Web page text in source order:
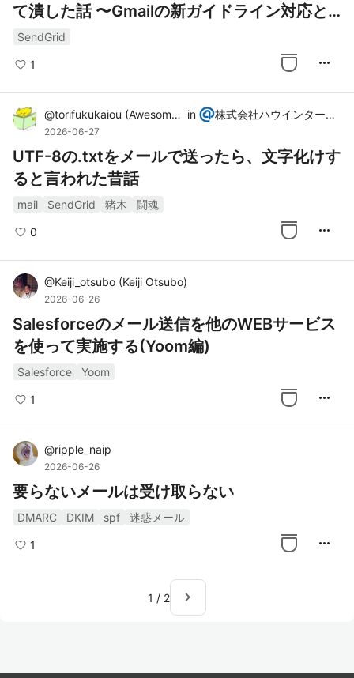
て潰した話 〜Gmailの新ガイドライン対応とS
endGrid移行の全記録〜
SendGrid
1 more_horiz
@torifukukaiou (Awesome YAMAUCHI )
in 株式会社ハウインターナショナル
2026-06-27
UTF-8の.txtをメールで送ったら、文字化けす
ると言われた昔話
mail SendGrid 猪木 闘魂
0 more_horiz
@Keiji_otsubo (Keiji Otsubo)
2026-06-26
Salesforceのメール送信を他のWEBサービス
を使って実施する(Yoom編)
Salesforce Yoom
1 more_horiz
@ripple_naip
2026-06-26
要らないメールは受け取らない
DMARC DKIM spf 迷惑メール
1 more_horiz
1 / 2 navigate_next